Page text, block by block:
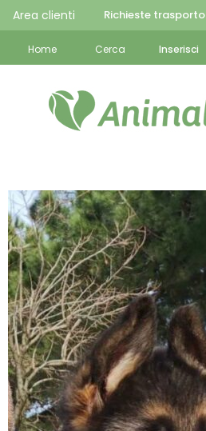
Area clienti Richieste trasporto
Home Cerca Inserisci